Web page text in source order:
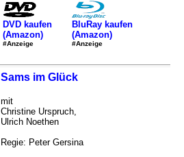
DVD kaufen
(Amazon)
#Anzeige
BluRay kaufen
(Amazon)
#Anzeige
Sams im Glück
mit
Christine Urspruch,
Ulrich Noethen
Regie: Peter Gersina